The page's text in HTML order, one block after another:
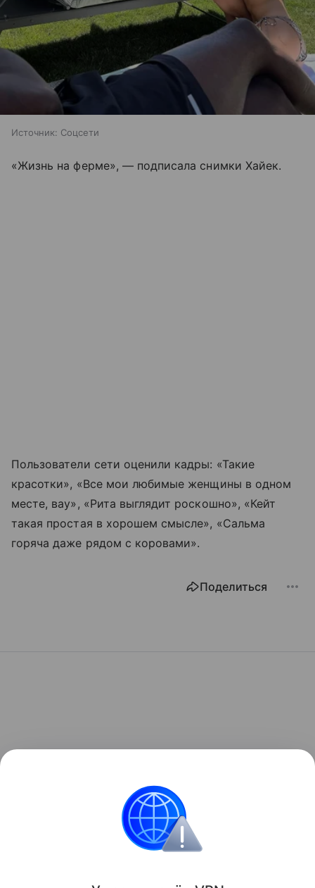
Источник: Соцсети
«Жизнь на ферме», — подписала снимки Хайек.
Пользователи сети оценили кадры: «Такие
красотки», «Все мои любимые женщины в одном
месте, вау», «Рита выглядит роскошно», «Кейт
такая простая в хорошем смысле», «Сальма
горяча даже рядом с коровами».
Поделиться